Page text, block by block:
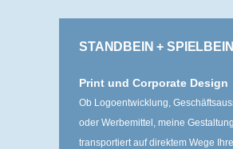
STANDBEIN + SPIELBEIN
Print und Corporate Design
Ob Logoentwicklung,
oder Werbemittel, meine Gestaltung
transportiert auf direktem Wege Ihre